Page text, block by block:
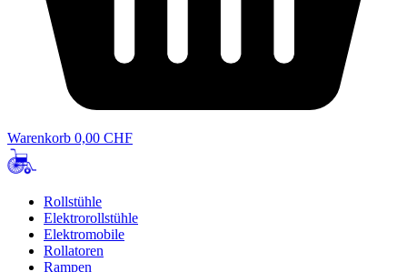
Warenkorb 0,00 CHF
Rollstühle
Elektrorollstühle
Elektromobile
Rollatoren
Rampen